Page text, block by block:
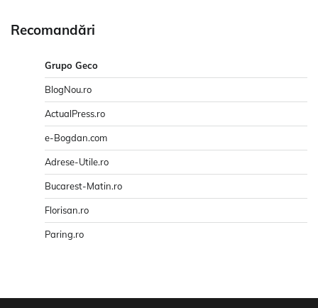
Recomandări
Grupo Geco
BlogNou.ro
ActualPress.ro
e-Bogdan.com
Adrese-Utile.ro
Bucarest-Matin.ro
Florisan.ro
Paring.ro